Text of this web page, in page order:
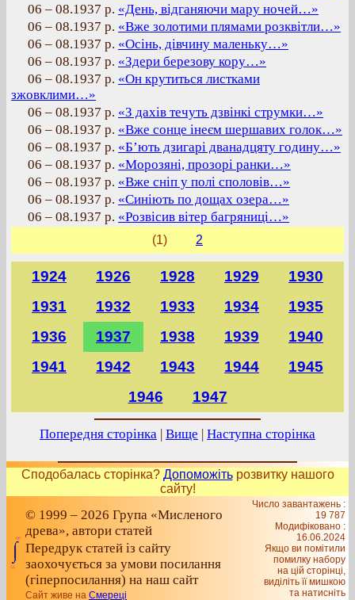
06 – 08.1937 р. «День, відганяючи мару ночей…»
06 – 08.1937 р. «Вже золотими плямами розквітли…»
06 – 08.1937 р. «Осінь, дівчину маленьку…»
06 – 08.1937 р. «Здери березову кору…»
06 – 08.1937 р. «Он крутиться листками
зжовклими…»
06 – 08.1937 р. «З дахів течуть дзвінкі струмки…»
06 – 08.1937 р. «Вже сонце інеєм шершавих голок…»
06 – 08.1937 р. «Б’ють дзигарі дванадцяту годину…»
06 – 08.1937 р. «Морозяні, прозорі ранки…»
06 – 08.1937 р. «Вже сніп у полі споловів…»
06 – 08.1937 р. «Синіють по дощах озера…»
06 – 08.1937 р. «Розвісив вітер багряниці…»
(1) 2
1924 1926 1928 1929
1930
1931
1932 1933 1934
1935
1936
1937 1938 1939
1940
1941
1942 1943 1944
1945
1946
1947
Попередня сторінка | Вище | Наступна сторінка
Сподобалась сторінка? Допоможітьрозвитку нашого
сайту!
© 1999 – 2026 Група «Мисленого
древа», автори статей
Передрук статей із сайту
заохочується за умови посилання
(гіперпосилання) на наш сайт
Сайт живе на Смереці
Число завантажень :
19 787
Модифіковано :
16.06.2024
Якщо ви помітили
помилку набору
на цiй сторiнцi,
видiлiть її мишкою
та натисніть